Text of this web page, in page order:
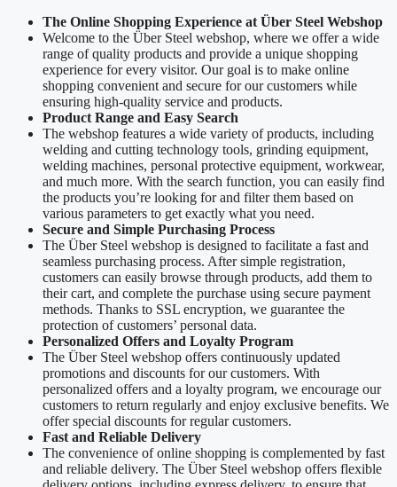
The Online Shopping Experience at Über Steel Webshop
Welcome to the Über Steel webshop, where we offer a wide
range of quality products and provide a unique shopping
experience for every visitor. Our goal is to make online
shopping convenient and secure for our customers while
ensuring high-quality service and products.
Product Range and Easy Search
The webshop features a wide variety of products, including
welding and cutting technology tools, grinding equipment,
welding machines, personal protective equipment, workwear,
and much more. With the search function, you can easily find
the products you’re looking for and filter them based on
various parameters to get exactly what you need.
Secure and Simple Purchasing Process
The Über Steel webshop is designed to facilitate a fast and
seamless purchasing process. After simple registration,
customers can easily browse through products, add them to
their cart, and complete the purchase using secure payment
methods. Thanks to SSL encryption, we guarantee the
protection of customers’ personal data.
Personalized Offers and Loyalty Program
The Über Steel webshop offers continuously updated
promotions and discounts for our customers. With
personalized offers and a loyalty program, we encourage our
customers to return regularly and enjoy exclusive benefits. We
offer special discounts for regular customers.
Fast and Reliable Delivery
The convenience of online shopping is complemented by fast
and reliable delivery. The Über Steel webshop offers flexible